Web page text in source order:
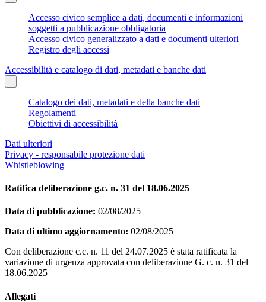
Accesso civico semplice a dati, documenti e informazioni
soggetti a pubblicazione obbligatoria
Accesso civico generalizzato a dati e documenti ulteriori
Registro degli accessi
Accessibilità e catalogo di dati, metadati e banche dati
Catalogo dei dati, metadati e della banche dati
Regolamenti
Obiettivi di accessibilità
Dati ulteriori
Privacy - responsabile protezione dati
Whistleblowing
Ratifica deliberazione g.c. n. 31 del 18.06.2025
Data di pubblicazione: 02/08/2025
Data di ultimo aggiornamento: 02/08/2025
Con deliberazione c.c. n. 11 del 24.07.2025 è stata ratificata la
variazione di urgenza approvata con deliberazione G. c. n. 31 del
18.06.2025
Allegati